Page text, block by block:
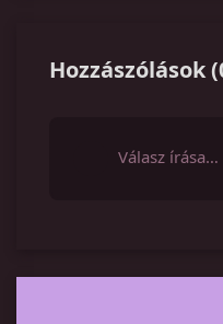
Hozzászólások(
Válasz írása…